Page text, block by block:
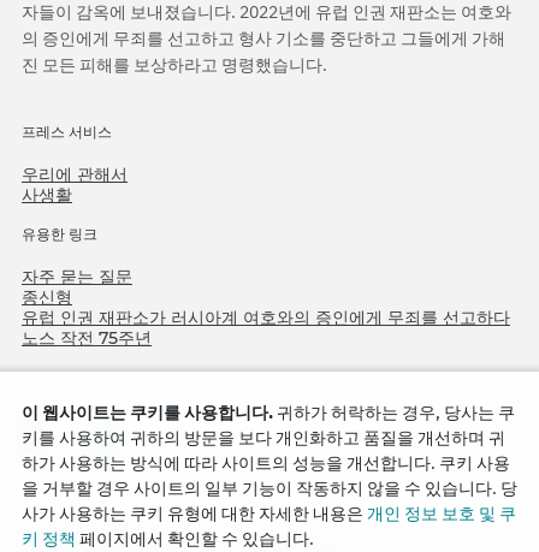
자들이 감옥에 보내졌습니다. 2022년에 유럽 인권 재판소는 여호와
의 증인에게 무죄를 선고하고 형사 기소를 중단하고 그들에게 가해
진 모든 피해를 보상하라고 명령했습니다.
프레스 서비스
우리에 관해서
사생활
유용한 링크
자주 묻는 질문
종신형
유럽 인권 재판소가 러시아계 여호와의 증인에게 무죄를 선고하다
노스 작전 75주년
Copyright © 2026
이 웹사이트는 쿠키를 사용합니다. 귀하가 허락하는 경우, 당사는 쿠
키를 사용하여 귀하의 방문을 보다 개인화하고 품질을 개선하며 귀
하가 사용하는 방식에 따라 사이트의 성능을 개선합니다. 쿠키 사용
을 거부할 경우 사이트의 일부 기능이 작동하지 않을 수 있습니다. 당
사가 사용하는 쿠키 유형에 대한 자세한 내용은 개인 정보 보호 및 쿠
키 정책 페이지에서 확인할 수 있습니다.